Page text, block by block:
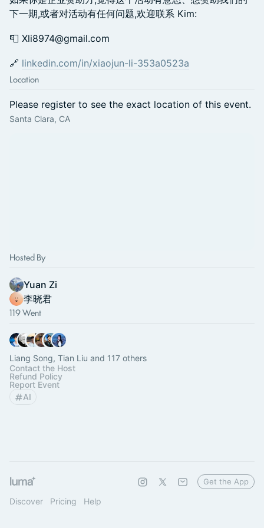
下一期,或者对活动有任何问题,欢迎联系 Kim:
📮 Xli8974@gmail.com
🔗 linkedin.com/in/xiaojun-li-353a0523a
Location
Please register to see the exact location of this event.
Santa Clara, CA
Hosted By
Yuan Zi
李晓君
119 Went
Liang Song, Tian Liu and 117 others
Contact the Host
Refund Policy
Report Event
AI
Discover Pricing Help
Get the App